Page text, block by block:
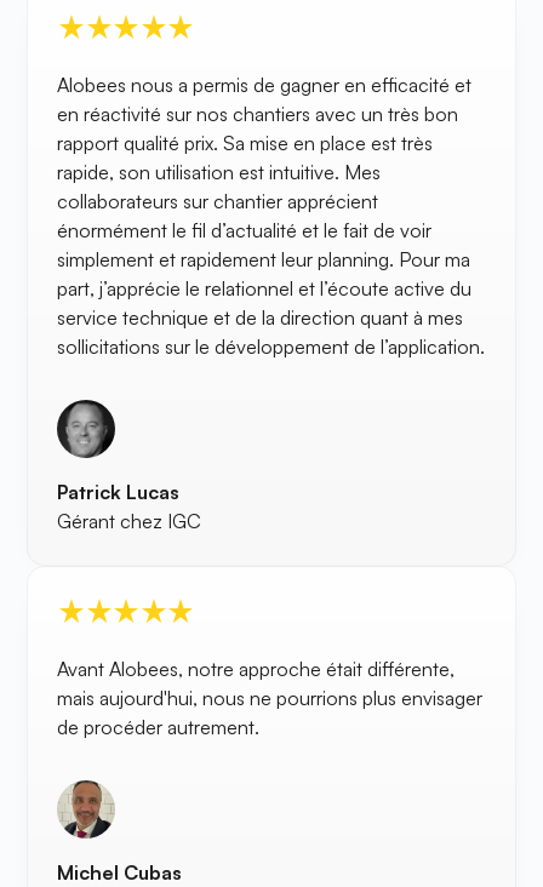
Alobees nous a permis de gagner en efficacité et
en réactivité sur nos chantiers avec un très bon
rapport qualité prix. Sa mise en place est très
rapide, son utilisation est intuitive. Mes
collaborateurs sur chantier apprécient
énormément le fil d’actualité et le fait de voir
simplement et rapidement leur planning. Pour ma
part, j’apprécie le relationnel et l’écoute active du
service technique et de la direction quant à mes
sollicitations sur le développement de l’application.
Patrick Lucas
Gérant chez IGC
Avant Alobees, notre approche était différente,
mais aujourd'hui, nous ne pourrions plus envisager
de procéder autrement.
Michel Cubas